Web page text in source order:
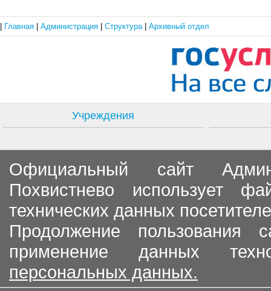
Главная Администрация Структура Архивный отдел
Учреждения
Официальный сайт
Похвистнево использует
технических данных
Продолжение пользования
применение данных
персональных данных.